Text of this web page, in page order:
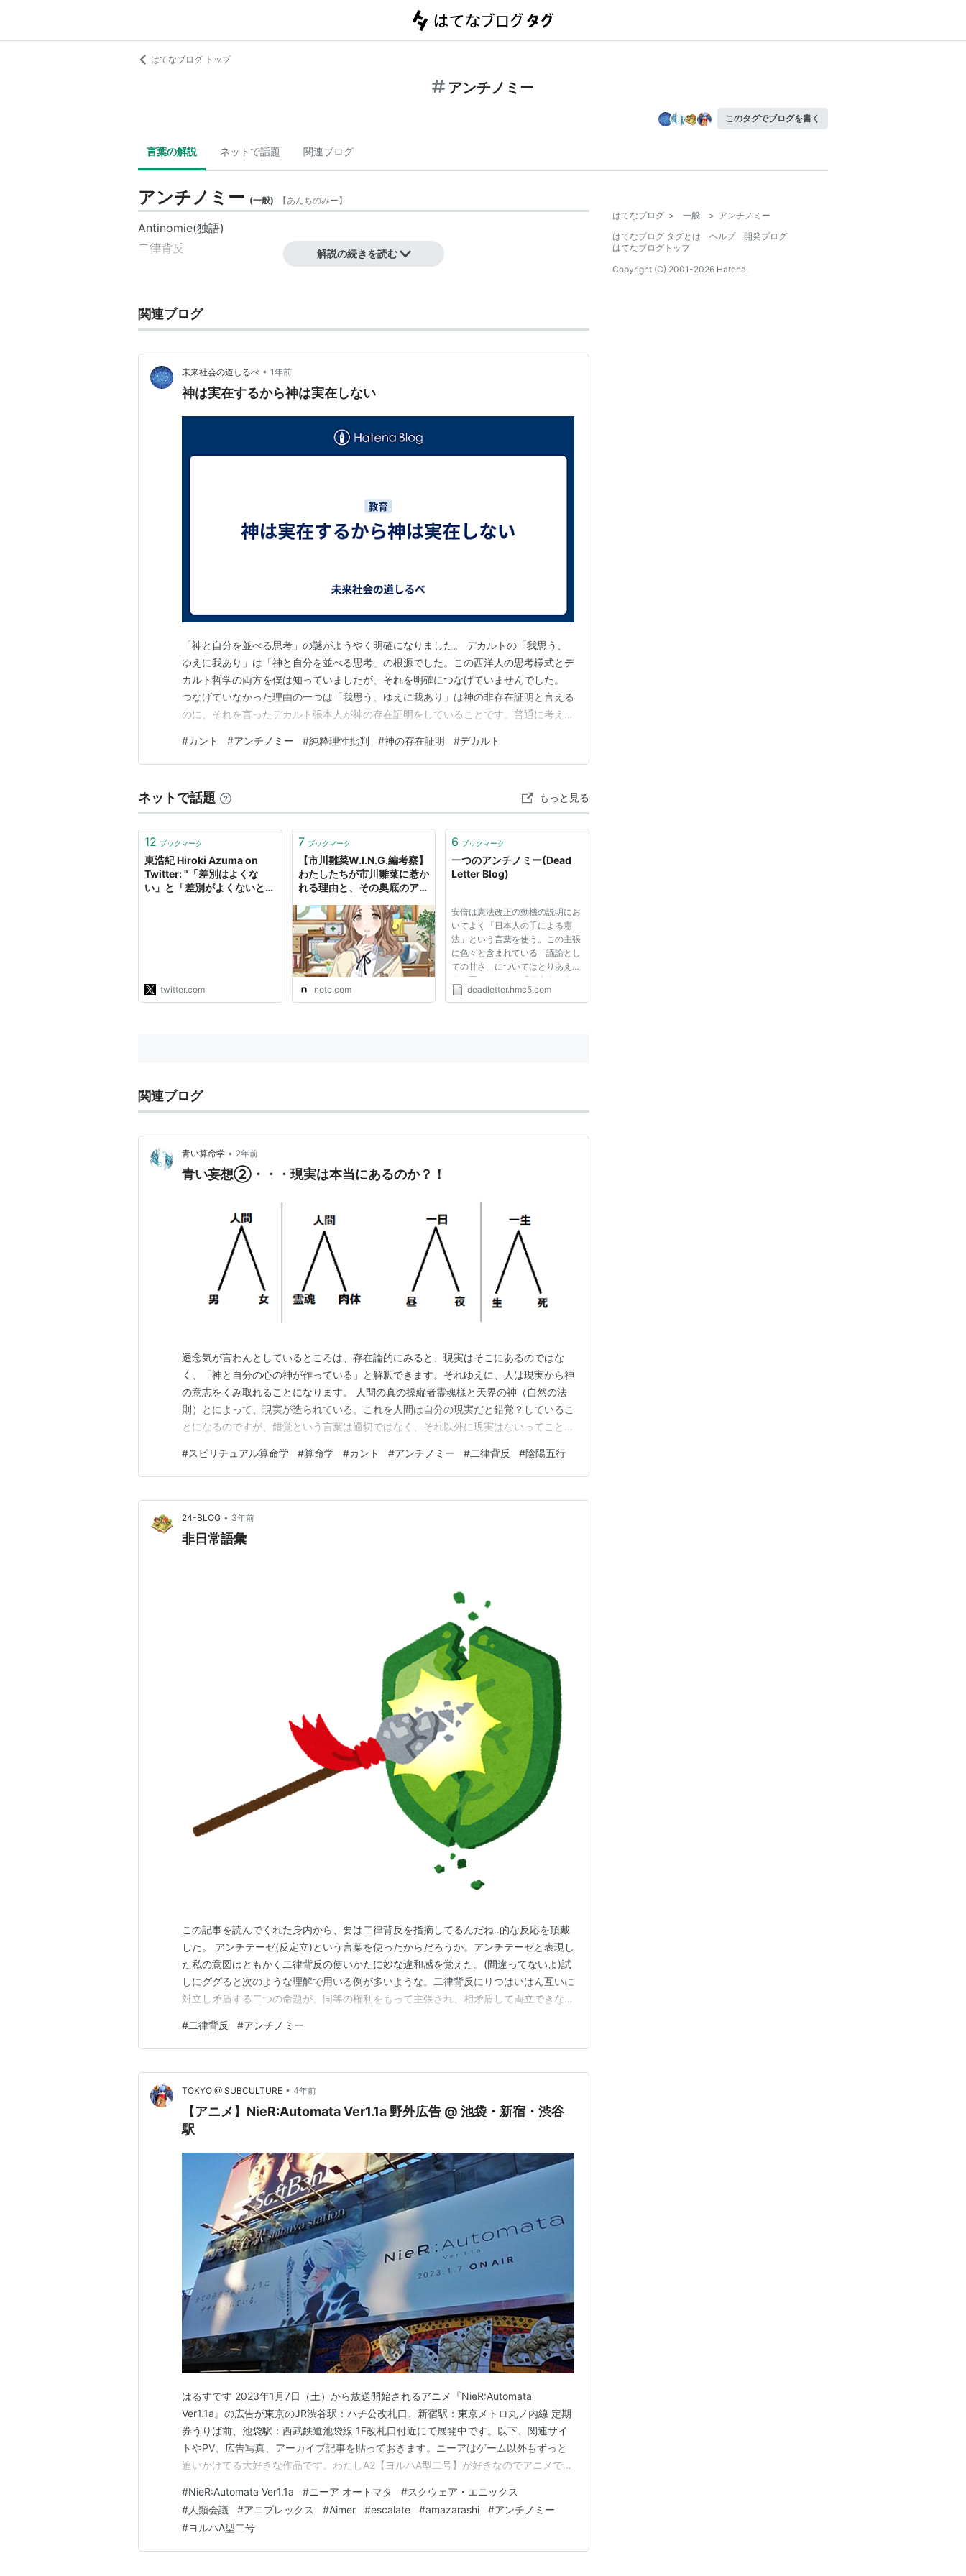
はてなブログ トップ
アンチノミー
このタグでブログを書く
言葉の解説 ネットで話題 関連ブログ
アンチノミー (一般) 【あんちのみー】
Antinomie(独語)
二律背反
解説の続きを読む
関連ブログ
未来社会の道しるべ • 1年前
神は実在するから神は実在しない
「神と自分を並べる思考」の謎がようやく明確になりました。 デカルトの「我思う、
ゆえに我あり」は「神と自分を並べる思考」の根源でした。この西洋人の思考様式とデ
カルト哲学の両方を僕は知っていましたが、それを明確につなげていませんでした。
つなげていなかった理由の一つは「我思う、ゆえに我あり」は神の非存在証明と言える
のに、それを言ったデカルト張本人が神の存在証明をしていることです。普通に考えた
るはずです。一方で、この矛盾、あるいは二律背反に切り込んだ人物が哲学者のカント
だと最近知りました。 カントの哲学の最高傑作は、下記の…
#カント #アンチノミー #純粋理性批判 #神の存在証明 #デカルト
ネットで話題 もっと見る
12 ブックマーク
東浩紀 Hiroki Azuma on
Twitter: "「差別はよくな
い」と「差別がよくないとい
始まっている。相対主義を絶
対化して行動できなくなって
twitter.com
7 ブックマーク
【市川雛菜W.I.N.G.編考察】
わたしたちが市川雛菜に惹か
れる理由と、その奥底のアン
note.com
6 ブックマーク
一つのアンチノミー(Dead
Letter Blog)
安倍は憲法改正の動機の説明にお
いてよく「日本人の手による憲
法」という言葉を使う。この主張
に色々と含まれている「議論とし
ての甘さ」についてはとりあえず
今は置く。しかし「日本人が自ら
憲法を書く＝作ることが重要だ」
deadletter.hmc5.com
関連ブログ
青い算命学 • 2年前
青い妄想②・・・現実は本当にあるのか？！
透念気が言わんとしているところは、存在論的にみると、現実はそこにあるのではな
く、「神と自分の心の神が作っている」と解釈できます。それゆえに、人は現実から神
の意志をくみ取れることになります。 人間の真の操縦者霊魂様と天界の神（自然の法
則）とによって、現実が造られている。これを人間は自分の現実だと錯覚？しているこ
とになるのですが、錯覚という言葉は適切ではなく、それ以外に現実はないってことで
同作業です。 キリスト教との違いは、神とは人格神ではなく、「自然の法則」だって
ことです。宇宙の法則といった方がリアルかもしれません。個…
#スピリチュアル算命学 #算命学 #カント #アンチノミー #二律背反 #陰陽五行
24-BLOG • 3年前
非日常語彙
この記事を読んでくれた身内から、要は二律背反を指摘してるんだね‥的な反応を頂戴
した。 アンチテーゼ(反定立)という言葉を使ったからだろうか。アンチテーゼと表現し
た私の意図はともかく二律背反の使いかたに妙な違和感を覚えた。(間違ってないよ)試
しにググると次のような理解で用いる例が多いような。二律背反にりつはいはん互いに
対立し矛盾する二つの命題が、同等の権利をもって主張され、相矛盾して両立できない
限界を示したことは広く知られている。二律背反はAntinomie（アンチノミー）の訳
語。〔例〕「父さんは、受験勉強だけでなく本…
#二律背反 #アンチノミー
TOKYO @ SUBCULTURE • 4年前
【アニメ】NieR:Automata Ver1.1a 野外広告 @ 池袋・新宿・渋谷
駅
はるすです 2023年1月7日（土）から放送開始されるアニメ『NieR:Automata
Ver1.1a』の広告が東京のJR渋谷駅：ハチ公改札口、新宿駅：東京メトロ丸ノ内線 定期
券うりば前、池袋駅：西武鉄道池袋線 1F改札口付近にて展開中です。以下、関連サイ
トやPV、広告写真、アーカイブ記事を貼っておきます。ニーアはゲーム以外もずっと
追いかけてる大好きな作品です。わたしA2【ヨルハA型二号】が好きなのでアニメでの
版 ニーア・オートマタ ▼池袋駅構内 ※2023年1月3日撮影 ▼新宿駅構内 ※2023年…
#NieR:Automata Ver1.1a #ニーア オートマタ #スクウェア・エニックス
#人類会議 #アニプレックス #Aimer #escalate #amazarashi #アンチノミー
#ヨルハA型二号
はてなブログ > 一般 > アンチノミー
はてなブログ タグとは
ヘルプ
開発ブログ
はてなブログトップ
Copyright (C) 2001-2026 Hatena.